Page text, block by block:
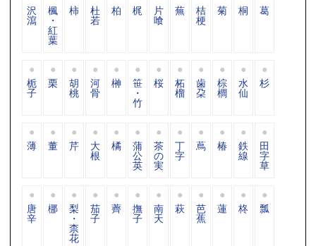
沢
瀉
楓
・
紅
葉
柿 杜
若
柏 梶 片
喰
蕪 桔
梗
菊 桐 葛
栀
子
栗 胡
桃
河
骨
榊 笹
・
竹
桜 柘
榴
歯
朶
棕
櫚
水
仙
杉
薄 董 芹 大
根
橘 蒲
公
英
茶
の
実
丁
字
蔦 椿 鉄
線
田
字
草
唐
辛
梛 梨
・
柰
花
茄
子
薺 撫
子
南
天
萩 芭
蕉
蓮 柊 瓢